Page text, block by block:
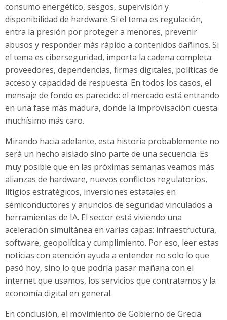
consumo energético, sesgos, supervisión y
disponibilidad de hardware. Si el tema es regulación,
entra la presión por proteger a menores, prevenir
abusos y responder más rápido a contenidos dañinos. Si
el tema es ciberseguridad, importa la cadena completa:
proveedores, dependencias, firmas digitales, políticas de
acceso y capacidad de respuesta. En todos los casos, el
mensaje de fondo es parecido: el mercado está entrando
en una fase más madura, donde la improvisación cuesta
muchísimo más caro.
Mirando hacia adelante, esta historia probablemente no
será un hecho aislado sino parte de una secuencia. Es
muy posible que en las próximas semanas veamos más
alianzas de hardware, nuevos conflictos regulatorios,
litigios estratégicos, inversiones estatales en
semiconductores y anuncios de seguridad vinculados a
herramientas de IA. El sector está viviendo una
aceleración simultánea en varias capas: infraestructura,
software, geopolítica y cumplimiento. Por eso, leer estas
noticias con atención ayuda a entender no solo lo que
pasó hoy, sino lo que podría pasar mañana con el
internet que usamos, los servicios que contratamos y la
economía digital en general.
En conclusión, el movimiento de Gobierno de Grecia